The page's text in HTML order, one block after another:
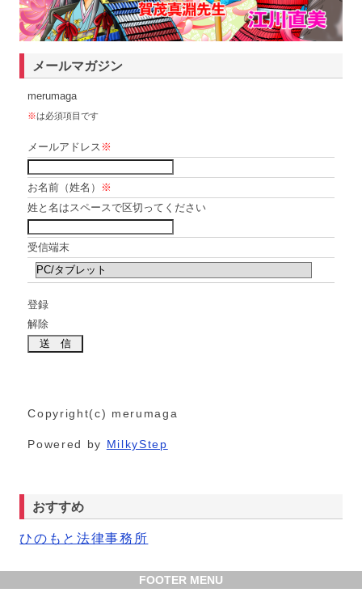
メールマガジン
merumaga
※は必須項目です
メールアドレス ※
お名前（姓名）
※
姓と名はスペースで区切ってください
受信端末
登録
解除
Copyright(c) merumaga
Powered by MilkyStep
おすすめ
ひのもと法律事務所
FOOTER MENU